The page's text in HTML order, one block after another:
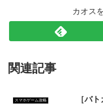
カオス
関連記事
スマホゲーム攻略 ［バ